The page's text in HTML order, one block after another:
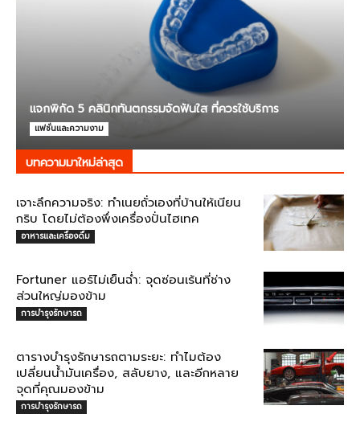
แจกพิกัด 5 คลินิกทันตกรรมจัดฟันใส ที่ควรใช้บริการ
แฟชั่นและความงาม
บทความมาใหม่ล่าสุด
เจาะลึกความจริง: ทำเนยถั่วเองที่บ้านให้เนียน
กริบ โดยไม่ต้องพึ่งเครื่องปั่นไฮเทค
อาหารและเครื่องดื่ม
Fortuner แอร์ไม่เย็นฉ่ำ: จุดซ่อนเร้นที่ช่าง
ส่วนใหญ่มองข้าม
การบำรุงรักษารถ
ตารางบำรุงรักษารถตามระยะ: ทำไมต้อง
เปลี่ยนน้ำมันเครื่อง, สลับยาง, และอีกหลาย
จุดที่คุณมองข้าม
การบำรุงรักษารถ